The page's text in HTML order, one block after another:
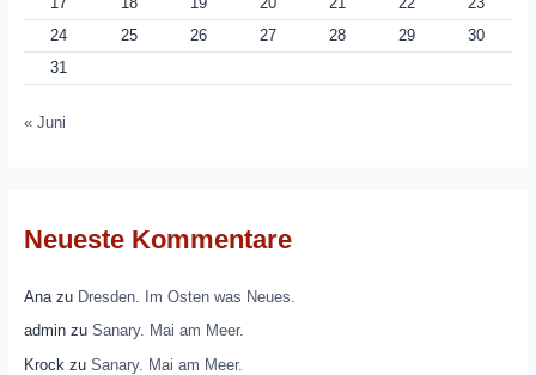
24
25 26 27 28 29
30
31
« Juni
Neueste Kommentare
Anazu Dresden. Im Osten was Neues.
adminzu Sanary. Mai am Meer.
Krock zu Sanary. Mai am Meer.